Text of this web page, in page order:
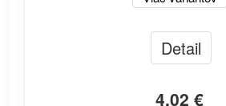
Detail
4.02 €